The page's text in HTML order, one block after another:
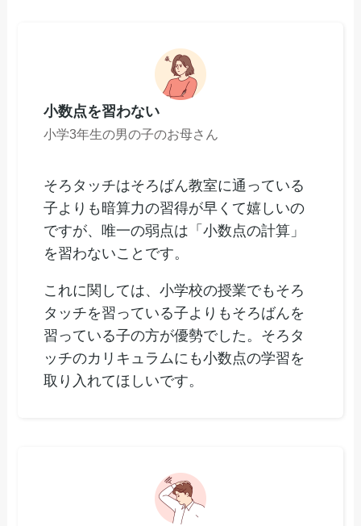
小数点を習わない
小学3年生の男の子のお母さん
そろタッチはそろばん教室に通っている
子よりも暗算力の習得が早くて嬉しいの
ですが、唯一の弱点は「小数点の計算」
を習わないことです。
これに関しては、小学校の授業でもそろ
タッチを習っている子よりもそろばんを
習っている子の方が優勢でした。そろタ
ッチのカリキュラムにも小数点の学習を
取り入れてほしいです。